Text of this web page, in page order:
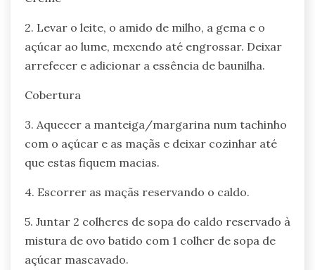
2. Levar o leite, o amido de milho, a gema e o
açúcar ao lume, mexendo até engrossar. Deixar
arrefecer e adicionar a essência de baunilha.
Cobertura
3. Aquecer a manteiga/margarina num tachinho
com o açúcar e as maçãs e deixar cozinhar até
que estas fiquem macias.
4. Escorrer as maçãs reservando o caldo.
5. Juntar 2 colheres de sopa do caldo reservado à
mistura de ovo batido com 1 colher de sopa de
açúcar mascavado.